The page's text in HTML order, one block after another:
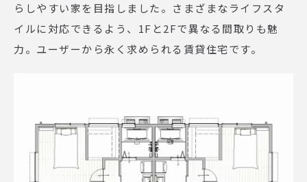
らしやすい家を目指しました。さまざまなライフスタ
イルに対応できるよう、1Fと2Fで異なる間取りも魅
力。ユーザーから永く求められる賃貸住宅です。